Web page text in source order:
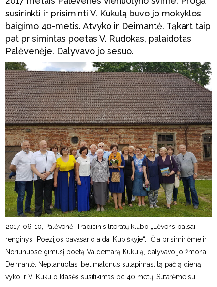
susirinkti ir prisiminti V. Kukulą buvo jo mokyklos
baigimo 40-metis. Atvyko ir Deimantė. Tąkart taip
pat prisimintas poetas V. Rudokas, palaidotas
Palėvenėje. Dalyvavo jo sesuo.
2017-06-10, Palėvenė. Tradicinis literatų klubo „Lėvens balsai“
renginys „Poezijos pavasario aidai Kupiškyje“. „Čia prisiminėme ir
Noriūnuose gimusį poetą Valdemarą Kukulą, dalyvavo jo žmona
Deimantė. Neplanuotas, bet malonus sutapimas: tą pačią dieną
vyko ir V. Kukulo klasės susitikimas po 40 metų. Sutarėme su